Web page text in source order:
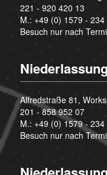
221 - 920 420 13
M.: +49 (0) 1579 - 234
Besuch nur nach
Alfredstraße 81,
201 - 858 952 07
M.: +49 (0) 1579 - 234
Besuch nur nach